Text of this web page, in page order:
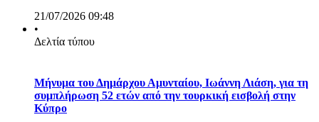
21/07/2026 09:48
•
Δελτία τύπου
Μήνυμα του Δημάρχου Αμυνταίου, Ιωάννη Λιάση, για τη
συμπλήρωση 52 ετών από την τουρκική εισβολή στην
Κύπρο